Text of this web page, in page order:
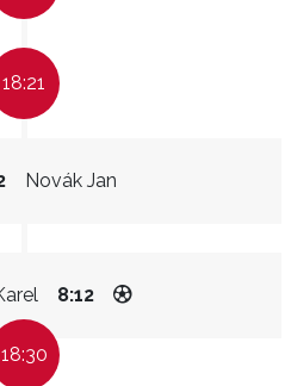
18:21
Novák Jan
8:12
18:30